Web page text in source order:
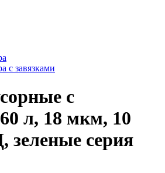
с завязками
с
л, 18 мкм, 10
серия